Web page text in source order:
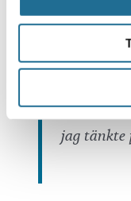
men kom
ett dygn
jag tänkte